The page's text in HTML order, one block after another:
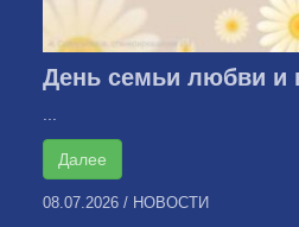
День семьи любви и
Далее
08.07.2026 / НОВОСТИ